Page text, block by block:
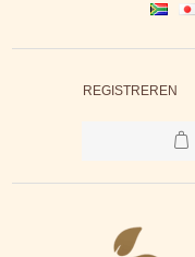
REGISTREREN